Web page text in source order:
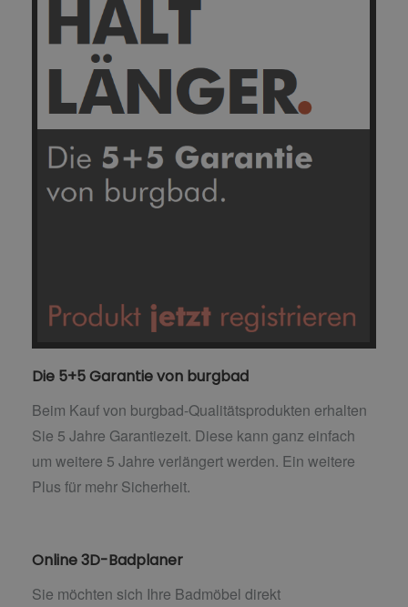
Die 5+5 Garantie von burgbad
Beim Kauf von burgbad-Qualitätsprodukten erhalten
Sie 5 Jahre Garantiezeit. Diese kann ganz einfach
um weitere 5 Jahre verlängert werden. Ein weitere
Plus für mehr Sicherheit.
Online 3D-Badplaner
Sie möchten sich Ihre Badmöbel direkt